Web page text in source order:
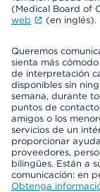
(Medical Board of
web
(en inglés).
Queremos
sienta más
de interpretación
disponibles sin
semana, durante
puntos de
amigos o los
servicios de un
proporcionar
proveedores,
bilingües. Están a
comunicación: en
Obtenga